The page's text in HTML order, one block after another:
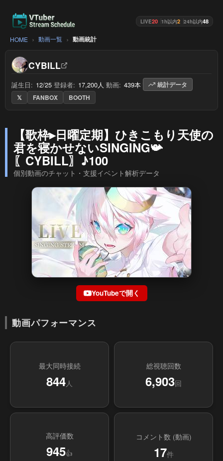
LIVE20 1h以内2 24h以内48
HOME 動画一覧 動画統計
CYBILL
誕生日: 12/25 登録者: 17,200人 動画: 439本
統計データ
𝕏
FANBOX BOOTH
【歌枠▸日曜定期】ひきこもり天使の
君を寝かせないSINGING📯
〖CYBILL〗♪100
個別動画のチャット・支援イベント解析データ
YouTubeで開く
動画パフォーマンス
最大同時接続
844人
総視聴回数
6,903回
高評価数
945👍
コメント数 (動画)
17件